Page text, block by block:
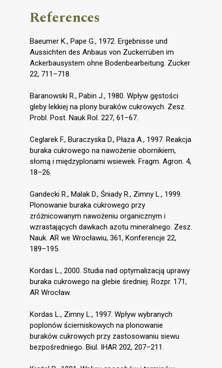
References
Baeumer K., Pape G., 1972. Ergebnisse und
Aussichten des Anbaus von Zuckerrüben im
Ackerbausystem ohne Bodenbearbeitung. Zucker
22, 711–718.
Baranowski R., Pabin J., 1980. Wpływ gęstości
gleby lekkiej na plony buraków cukrowych. Zesz.
Probl. Post. Nauk Rol. 227, 61–67.
Ceglarek F., Buraczyska D., Płaza A., 1997. Reakcja
buraka cukrowego na nawożenie obornikiem,
słomą i międzyplonami wsiewek. Fragm. Agron. 4,
18–26.
Gandecki R., Malak D., Śniady R., Zimny L., 1999.
Plonowanie buraka cukrowego przy
zróżnicowanym nawożeniu organicznym i
wzrastających dawkach azotu mineralnego. Zesz.
Nauk. AR we Wrocławiu, 361, Konferencje 22,
189–195.
Kordas L., 2000. Studia nad optymalizacją uprawy
buraka cukrowego na glebie średniej. Rozpr. 171,
AR Wrocław.
Kordas L., Zimny L., 1997. Wpływ wybranych
poplonów ścierniskowych na plonowanie
buraków cukrowych przy zastosowaniu siewu
bezpośredniego. Biul. IHAR 202, 207–211.